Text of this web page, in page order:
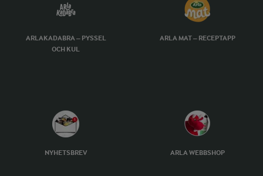
ARLAKADABRA – PYSSEL
OCH KUL
ARLA MAT – RECEPTAPP
NYHETSBREV ARLA WEBBSHOP